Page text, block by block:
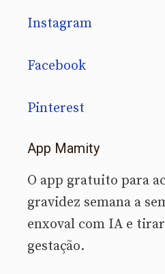
Instagram
Facebook
Pinterest
App Mamity
O app gratuito para
gravidez semana a
enxoval com IA e
gestação.